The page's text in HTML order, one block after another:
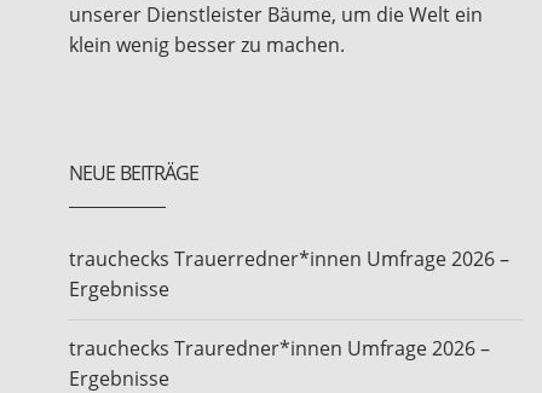
unserer Dienstleister Bäume, um die Welt ein
klein wenig besser zu machen.
NEUE BEITRÄGE
trauchecks Trauerredner*innen Umfrage 2026 –
Ergebnisse
trauchecks Trauredner*innen Umfrage 2026 –
Ergebnisse